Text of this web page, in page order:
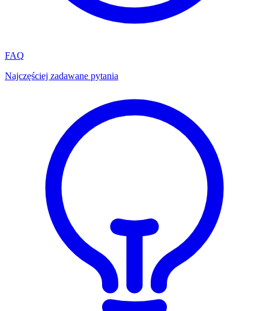
FAQ
Najczęściej zadawane pytania